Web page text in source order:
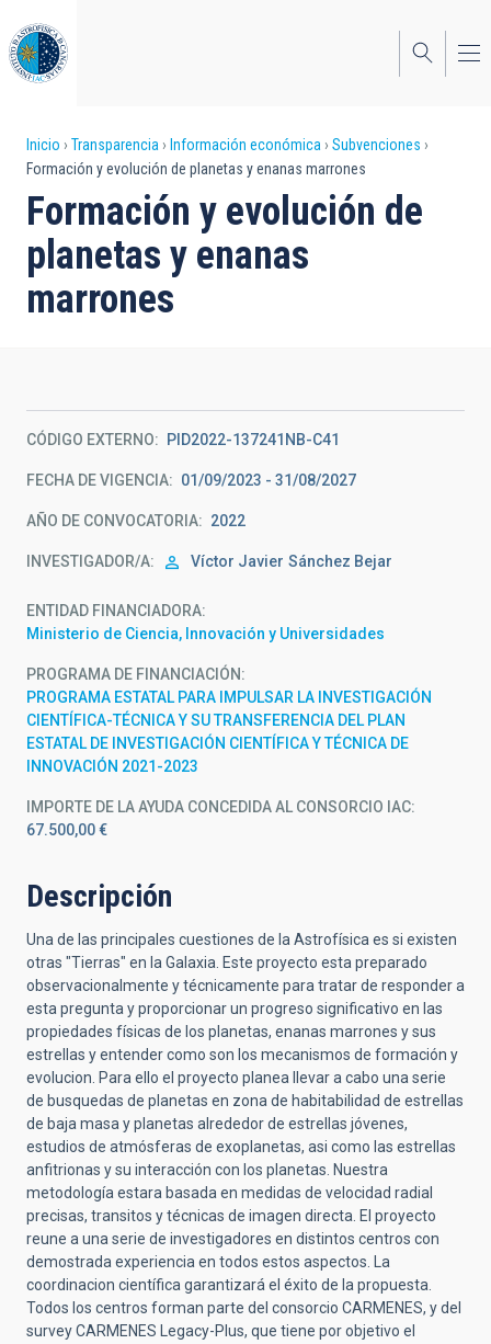
al
contenido
principal
Sobrescribir
enlaces
de
ayuda
a
Inicio Transparencia Información económica
Subvenciones
Formación y evolución de planetas y enanas marrones
Formación y evolución de
planetas y enanas
marrones
CÓDIGO EXTERNO PID2022-137241NB-C41
FECHA DE VIGENCIA 01/09/2023 - 31/08/2027
AÑO DE CONVOCATORIA 2022
INVESTIGADOR/A Víctor Javier Sánchez Bejar
ENTIDAD FINANCIADORA
Ministerio de Ciencia, Innovación y Universidades
PROGRAMA DE FINANCIACIÓN
PROGRAMA ESTATAL PARA IMPULSAR LA INVESTIGACIÓN
CIENTÍFICA-TÉCNICA Y SU TRANSFERENCIA DEL PLAN
ESTATAL DE INVESTIGACIÓN CIENTÍFICA Y TÉCNICA DE
INNOVACIÓN 2021-2023
IMPORTE DE LA AYUDA CONCEDIDA AL CONSORCIO IAC
67.500,00 €
Descripción
Una de las principales cuestiones de la Astrofísica es si existen
otras "Tierras" en la Galaxia. Este proyecto esta preparado
observacionalmente y técnicamente para tratar de responder a
esta pregunta y proporcionar un progreso significativo en las
propiedades físicas de los planetas, enanas marrones y sus
estrellas y entender como son los mecanismos de formación y
evolucion. Para ello el proyecto planea llevar a cabo una serie
de busquedas de planetas en zona de habitabilidad de estrellas
de baja masa y planetas alrededor de estrellas jóvenes,
estudios de atmósferas de exoplanetas, asi como las estrellas
anfitrionas y su interacción con los planetas. Nuestra
metodología estara basada en medidas de velocidad radial
precisas, transitos y técnicas de imagen directa. El proyecto
reune a una serie de investigadores en distintos centros con
demostrada experiencia en todos estos aspectos. La
coordinacion científica garantizará el éxito de la propuesta.
Todos los centros forman parte del consorcio CARMENES, y del
survey CARMENES Legacy-Plus, que tiene por objetivo el